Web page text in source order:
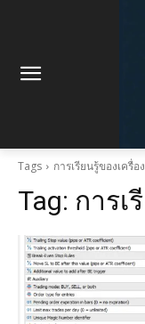
Tags การเรียนรู้ของเครื่อง
Tag: การเ